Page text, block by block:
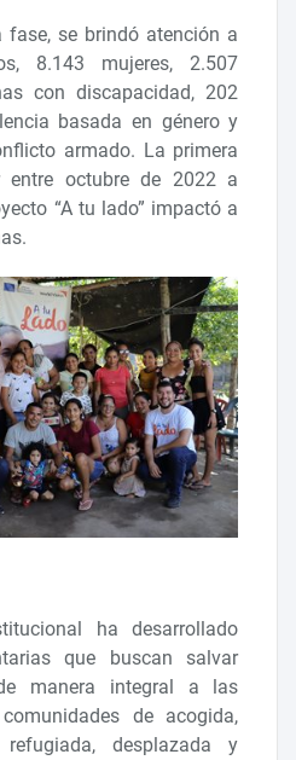
fase, se brindó atención a
8.143 mujeres, 2.507
con discapacidad, 202
basada en género y
armado. La primera
octubre de 2022 a
“A tu lado” impactó a
ha desarrollado
que buscan salvar
manera integral a las
de acogida,
desplazada y